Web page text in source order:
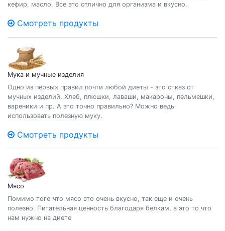
кефир, масло. Все это отлично для организма и вкусно.
Смотреть продукты
Мука и мучные изделия
Одно из первых правил почти любой диеты - это отказ от
мучных изделий. Хлеб, плюшки, лаваши, макароны, пельмешки,
вареники и пр. А это точно правильно? Можно ведь
использовать полезную муку.
Смотреть продукты
Мясо
Помимо того что мясо это очень вкусно, так еще и очень
полезно. Питательная ценность благодаря белкам, а это то что
нам нужно на диете